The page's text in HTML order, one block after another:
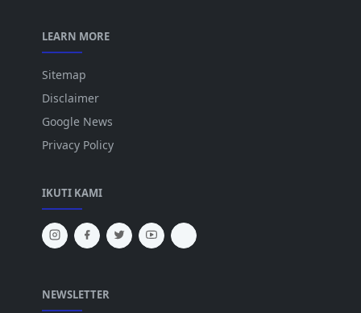
LEARN MORE
Sitemap
Disclaimer
Google News
Privacy Policy
IKUTI KAMI
NEWSLETTER